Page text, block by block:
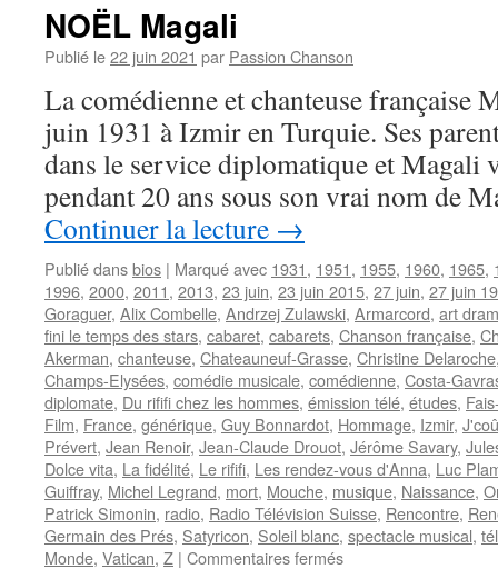
NOËL Magali
Publié le22 juin 2021 par Passion Chanson
La comédienne et chanteuse française
juin 1931 à Izmir en Turquie. Ses
dans le service diplomatique et Magali
pendant 20 ans sous son vrai nom de
Continuer la lecture →
Publié dansbios | Marqué avec 1931, 1951, 1955, 1960, 1965,
1996, 2000, 2011, 2013, 23 juin, 23 juin 2015, 27 juin, 27 juin
Goraguer, Alix Combelle, Andrzej Zulawski, Armarcord, art
fini le temps des stars, cabaret, cabarets, Chanson française,
Akerman, chanteuse, Chateauneuf-Grasse, Christine Delaroche
Champs-Elysées, comédie musicale, comédienne, Costa-
diplomate, Du rififi chez les hommes, émission télé, études,
Film, France, générique, Guy Bonnardot, Hommage, Izmir,
Prévert, Jean Renoir, Jean-Claude Drouot, Jérôme Savary,
Dolce vita, La fidélité, Le rififi, Les rendez-vous d'Anna, Luc
Guiffray, Michel Legrand, mort, Mouche, musique, Naissance,
Patrick Simonin, radio, Radio Télévision Suisse, Rencontre,
Germain des Prés, Satyricon, Soleil blanc, spectacle musical,
Monde, Vatican, Z | Commentaires ferméssur